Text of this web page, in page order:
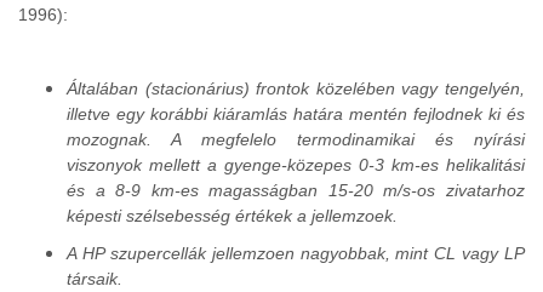
1996):
Általában (stacionárius) frontok közelében vagy tengelyén,
illetve egy korábbi kiáramlás határa mentén fejlodnek ki és
mozognak. A megfelelo termodinamikai és nyírási
viszonyok mellett a gyenge-közepes 0-3 km-es helikalitási
és a 8-9 km-es magasságban 15-20 m/s-os zivatarhoz
képesti szélsebesség értékek a jellemzoek.
A HP szupercellák jellemzoen nagyobbak, mint CL vagy LP
társaik.